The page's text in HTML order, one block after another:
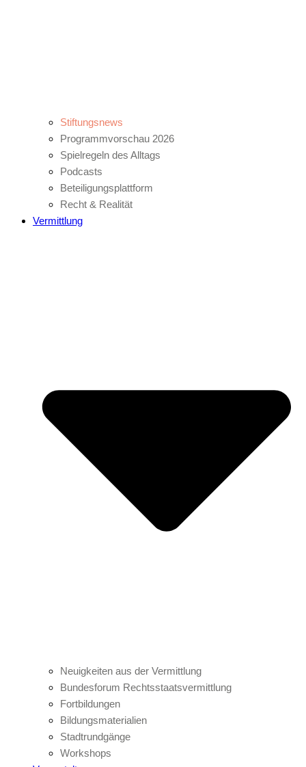
Stiftungsnews
Programmvorschau 2026
Spielregeln des Alltags
Podcasts
Beteiligungsplattform
Recht & Realität
Vermittlung
Neuigkeiten aus der Vermittlung
Bundesforum Rechtsstaatsvermittlung
Fortbildungen
Bildungsmaterialien
Stadtrundgänge
Workshops